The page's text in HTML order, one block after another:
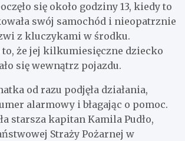
się około godziny 13, kiedy to
swój samochód i nieopatrznie
z kluczykami w środku.
to, że jej kilkumiesięczne dziecko
się wewnątrz pojazdu.
od razu podjęła działania,
alarmowy i błagając o pomoc.
starsza kapitan Kamila Pudło,
Straży Pożarnej w